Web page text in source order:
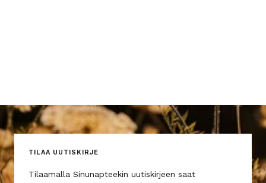
TILAA UUTISKIRJE
Tilaamalla Sinunapteekin uutiskirjeen saat